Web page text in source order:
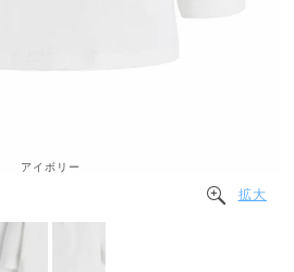
アイボリー
拡大